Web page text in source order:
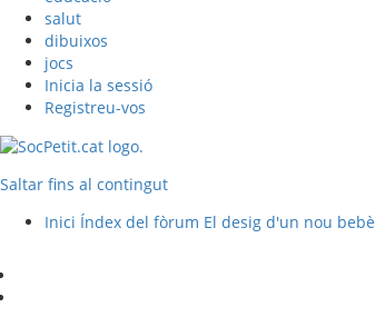
salut
dibuixos
jocs
Inicia la sessió
Registreu-vos
Saltar fins al contingut
Inici Índex del fòrum El desig d'un nou bebè